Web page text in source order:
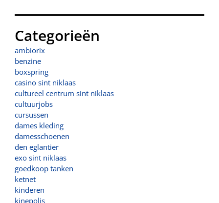
Categorieën
ambiorix
benzine
boxspring
casino sint niklaas
cultureel centrum sint niklaas
cultuurjobs
cursussen
dames kleding
damesschoenen
den eglantier
exo sint niklaas
goedkoop tanken
ketnet
kinderen
kinepolis